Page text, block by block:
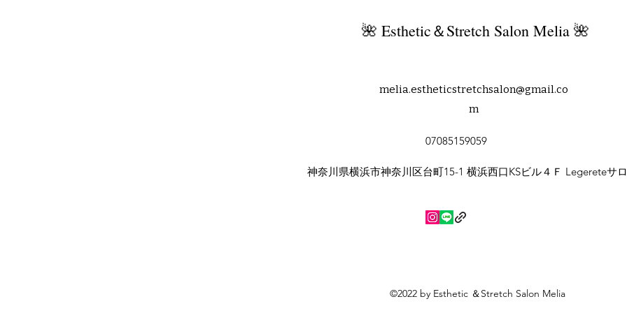
🌺 Esthetic＆Stretch Salon Melia 🌺
melia.estheticstretchsalon@gmail.co
m
07085159059
神奈川県横浜市神奈川区台町15-1 横浜西口KSビル４Ｆ Legereteサ
©2022 by Esthetic ＆Stretch Salon Melia